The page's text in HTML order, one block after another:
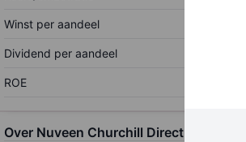
Winst per aandeel
Dividend per aandeel
ROE
Over Nuveen Churchill Direct Lending